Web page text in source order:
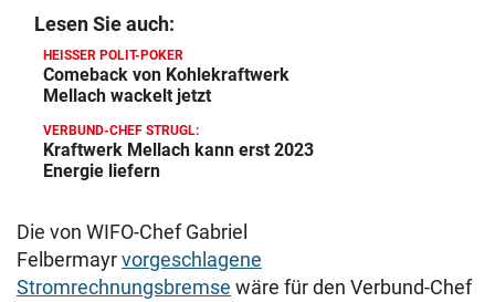
Lesen Sie auch:
HEISSER POLIT-POKER
Comeback von Kohlekraftwerk
Mellach wackelt jetzt
VERBUND-CHEF STRUGL:
Kraftwerk Mellach kann erst 2023
Energie liefern
Die von WIFO-Chef Gabriel
Felbermayrvorgeschlagene
Stromrechnungsbremse wäre für den Verbund-Chef